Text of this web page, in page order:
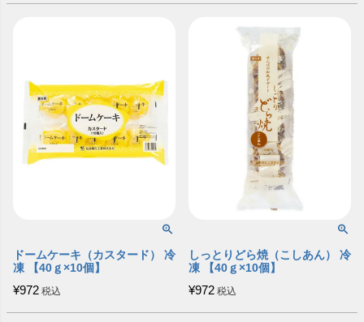
ドームケーキ（カスタード） 冷
凍 【40ｇ×10個】
¥972 税込
しっとりどら焼（こしあん） 冷
凍 【40ｇ×10個】
¥972 税込